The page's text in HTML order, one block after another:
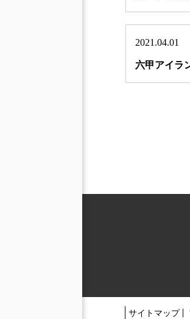
2021.04.01
六甲アイラ
サイトマップ